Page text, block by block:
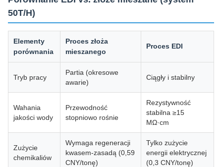
50T/H)
Elementy
porównania
Proces złoża
mieszanego
Proces EDI
Tryb pracy
Partia (okresowe
awarie)
Ciągły i stabilny
Wahania
jakości wody
Przewodność
stopniowo rośnie
Rezystywność
stabilna ≥15
MΩ·cm
Zużycie
chemikaliów
Wymaga regeneracji
kwasem-zasadą (0,59
CNY/tonę)
Tylko zużycie
energii elektrycznej
(0,3 CNY/tonę)